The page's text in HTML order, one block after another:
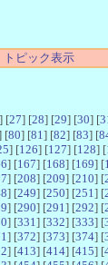
トピック表示
] [27] [28] [29] [30] [
[80] [81 ] [82] [83] [
] [126] [127] [128] [
] [167] [168] [169] [
] [208] [209] [210] [
] [249] [250] [251 ] [
] [290] [291 ] [292] [
] [331 ] [332] [333] [
] [372] [373] [374] [
] [413] [414] [415] [